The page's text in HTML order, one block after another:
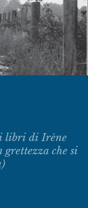
libri di Irène
che si